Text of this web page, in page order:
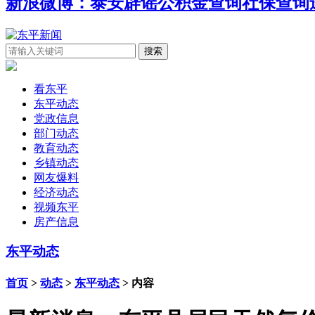
看东平
东平动态
党政信息
部门动态
教育动态
乡镇动态
网友爆料
经济动态
视频东平
房产信息
东平动态
首页 > 动态 > 东平动态 > 内容